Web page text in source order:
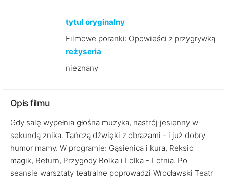
tytuł oryginalny
Filmowe poranki: Opowieści z przygrywką
reżyseria
nieznany
Opis filmu
Gdy salę wypełnia głośna muzyka, nastrój jesienny w
sekundą znika. Tańczą dźwięki z obrazami - i już dobry
humor mamy. W programie: Gąsienica i kura, Reksio
magik, Return, Przygody Bolka i Lolka - Lotnia. Po
seansie warsztaty teatralne poprowadzi Wrocławski Teatr